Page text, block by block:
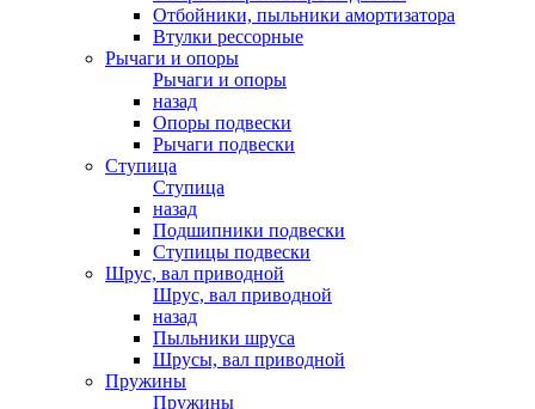
Отбойники, пыльники амортизатора
Втулки рессорные
Рычаги и опоры
Рычаги и опоры
назад
Опоры подвески
Рычаги подвески
Ступица
Ступица
назад
Подшипники подвески
Ступицы подвески
Шрус, вал приводной
Шрус, вал приводной
назад
Пыльники шруса
Шрусы, вал приводной
Пружины
Пружины